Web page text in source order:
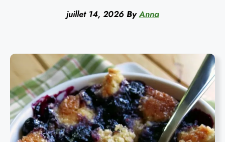
juillet 14, 2026 By Anna